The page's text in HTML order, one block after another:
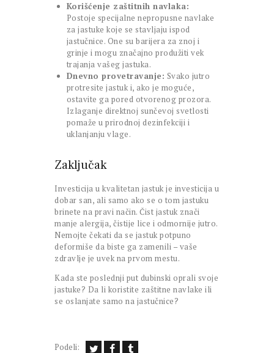
Korišćenje zaštitnih navlaka:
Postoje specijalne nepropusne navlake
za jastuke koje se stavljaju ispod
jastučnice. One su barijera za znoj i
grinje i mogu značajno produžiti vek
trajanja vašeg jastuka.
Dnevno provetravanje: Svako jutro
protresite jastuk i, ako je moguće,
ostavite ga pored otvorenog prozora.
Izlaganje direktnoj sunčevoj svetlosti
pomaže u prirodnoj dezinfekciji i
uklanjanju vlage.
Zaključak
Investicija u kvalitetan jastuk je investicija u
dobar san, ali samo ako se o tom jastuku
brinete na pravi način. Čist jastuk znači
manje alergija, čistije lice i odmornije jutro.
Nemojte čekati da se jastuk potpuno
deformiše da biste ga zamenili – vaše
zdravlje je uvek na prvom mestu.
Kada ste poslednji put dubinski oprali svoje
jastuke? Da li koristite zaštitne navlake ili
se oslanjate samo na jastučnice?
Podeli: